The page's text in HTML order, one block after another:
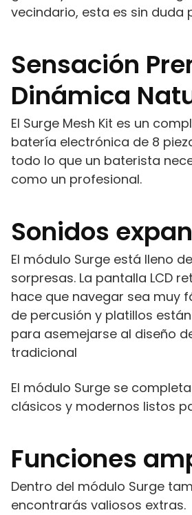
vecindario, esta es sin duda
Sensación
Dinámica
El Surge Mesh Kit es un
batería electrónica de 8
todo lo que un baterista
como un profesional.
Sonidos
El módulo Surge está lleno
sorpresas. La pantalla LCD
hace que navegar sea muy
de percusión y platillos
para asemejarse al diseño
tradicional
El módulo Surge se
clásicos y modernos listos
Funciones
Dentro del módulo Surge
encontrarás valiosos extras.